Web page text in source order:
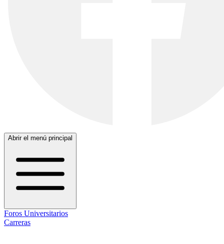
Abrir el menú principal
Foros Universitarios
Carreras